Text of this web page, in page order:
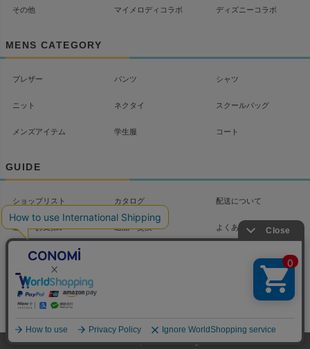
その他 マイメロディコラボ ディズニーコラボ
MENS CATEGORY
ブレザー パンツ シャツ
ニット ネクタイ スクールバッグ
メンズアイテム 学生服 コート
GUIDE
ショップリスト カタログ 配送について
送料・お支払い 返品・交換 よくあるご質問
お問い合わせ
プライバシーポリシー
©2012 CONOMi Corporation. All Rights reserved.